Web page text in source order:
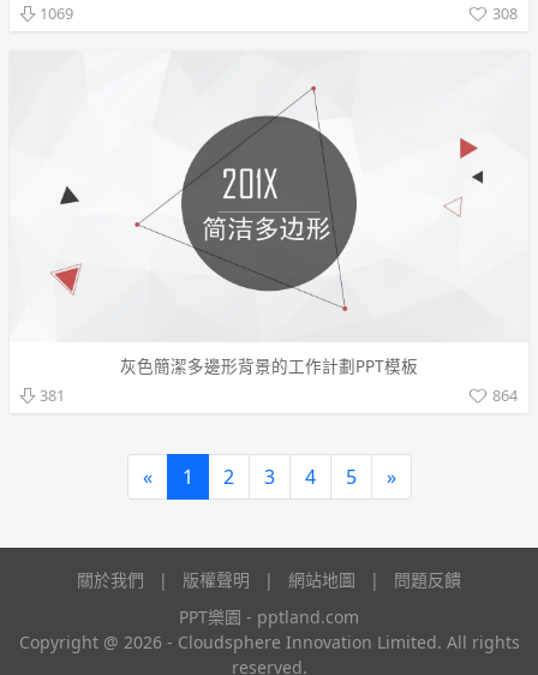
1069 308
灰色簡潔多邊形背景的工作計劃PPT模板
381 864
« 1 2 3 4 5 »
關於我們 | 版權聲明 | 網站地圖 |
問題反饋
PPT樂園 - pptland.com
Copyright @ 2026 - Cloudsphere Innovation Limited. All rights
reserved.